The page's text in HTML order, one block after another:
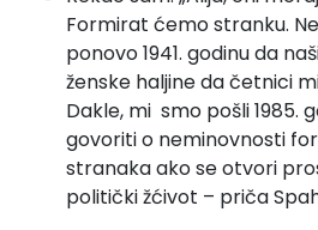
Formirat ćemo stranku.
ponovo 1941. godinu da
ženske haljine da četnici
Dakle, mi smo pošli 1985.
govoriti o neminovnosti
stranaka ako se otvori
politički žćivot – priča